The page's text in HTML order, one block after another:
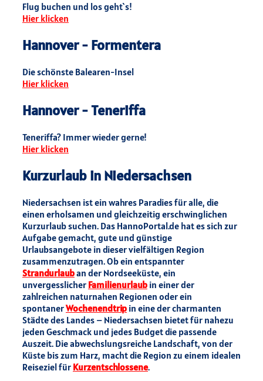
Flug buchen und los geht`s!
Hier klicken
Hannover - Formentera
Die schönste Balearen-Insel
Hier klicken
Hannover - Teneriffa
Teneriffa? Immer wieder gerne!
Hier klicken
Kurzurlaub in Niedersachsen
Niedersachsen ist ein wahres Paradies für alle, die
einen erholsamen und gleichzeitig erschwinglichen
Kurzurlaub suchen. Das HannoPortal.de hat es sich zur
Aufgabe gemacht, gute und günstige
Urlaubsangebote in dieser vielfältigen Region
zusammenzutragen. Ob ein entspannter
Strandurlauban der Nordseeküste, ein
unvergesslicher Familienurlaub in einer der
zahlreichen naturnahen Regionen oder ein
spontanerWochenendtrip in eine der charmanten
Städte des Landes – Niedersachsen bietet für nahezu
jeden Geschmack und jedes Budget die passende
Auszeit. Die abwechslungsreiche Landschaft, von der
Küste bis zum Harz, macht die Region zu einem idealen
Reiseziel für Kurzentschlossene.